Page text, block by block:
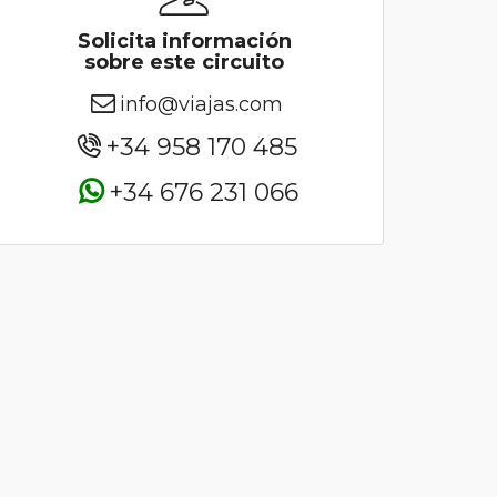
Solicita información
sobre este circuito
info@viajas.com
+34 958 170 485
+34 676 231 066